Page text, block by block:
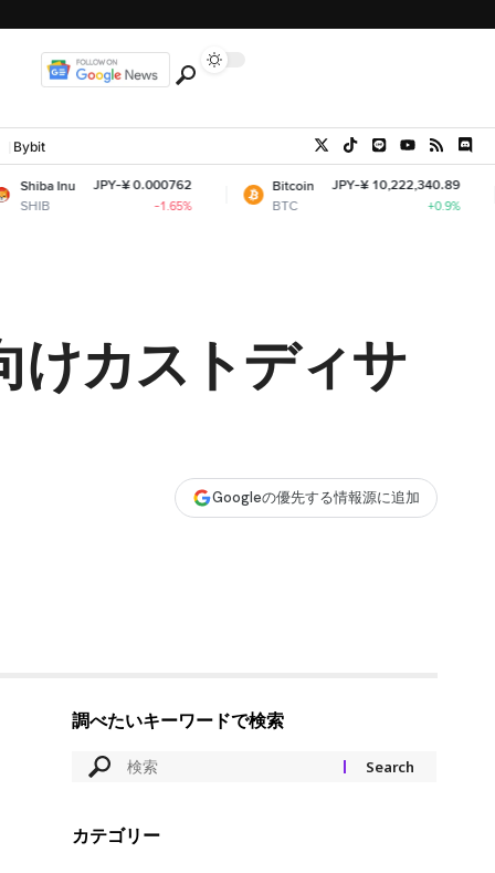
Bybit
JPY-¥ 0.000762
Bitcoin
BTC
JPY-¥ 10,222,340.89
ETH
けカストディサ
Googleの優先する情報源に追加
調べたいキーワードで検索
カテゴリー